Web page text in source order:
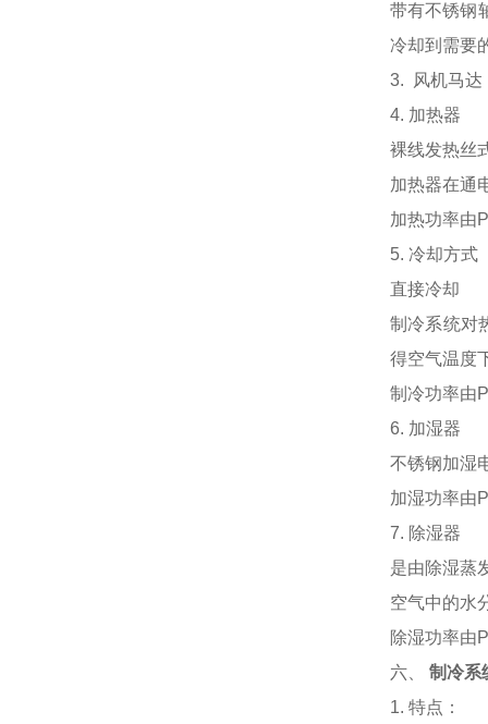
带有不锈钢
冷却到需要
3.
风机马达
4. 加热器
裸线发热丝
加热器在通
加热功率由
5. 冷却方式
直接冷却
制冷系统对
得空气温度
制冷功率由
6. 加湿器
不锈钢加湿
加湿功率由
7. 除湿器
是由除湿蒸
空气中的水
除湿功率由
六、 制冷系
1. 特点：